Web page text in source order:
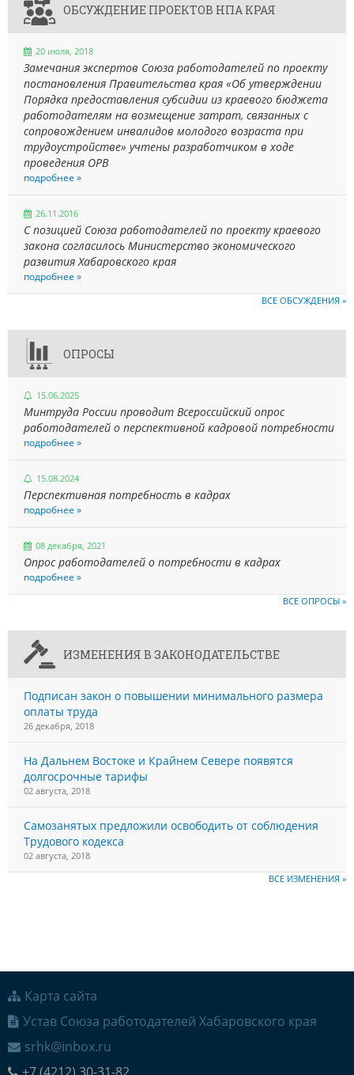
ОБСУЖДЕНИЕ ПРОЕКТОВ НПА КРАЯ
20 июля, 2018
Замечания экспертов Союза работодателей по проекту
постановления Правительства края «Об утверждении
Порядка предоставления субсидии из краевого бюджета
работодателям на возмещение затрат, связанных с
сопровождением инвалидов молодого возраста при
трудоустройстве» учтены разработчиком в ходе
проведения ОРВ
подробнее »
26.11.2016
С позицией Союза работодателей по проекту краевого
закона согласилось Министерство экономического
развития Хабаровского края
подробнее »
ВСЕ ОБСУЖДЕНИЯ »
ОПРОСЫ
15.06.2025
Минтруда России проводит Всероссийский опрос
работодателей о перспективной кадровой потребности
подробнее »
15.08.2024
Перспективная потребность в кадрах
подробнее »
08 декабря, 2021
Опрос работодателей о потребности в кадрах
подробнее »
ВСЕ ОПРОСЫ »
ИЗМЕНЕНИЯ В ЗАКОНОДАТЕЛЬСТВЕ
Подписан закон о повышении минимального размера
оплаты труда
26 декабря, 2018
На Дальнем Востоке и Крайнем Севере появятся
долгосрочные тарифы
02 августа, 2018
Самозанятых предложили освободить от соблюдения
Трудового кодекса
02 августа, 2018
ВСЕ ИЗМЕНЕНИЯ »
Карта сайта
Устав Союза работодателей Хабаровского края
srhk@inbox.ru